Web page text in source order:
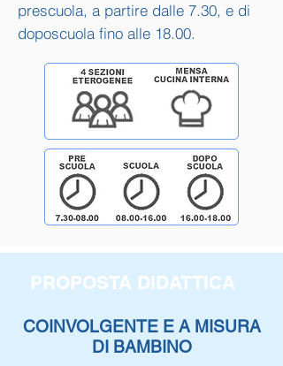
prescuola, a partire dalle 7.30, e di
doposcuola fino alle 18.00.
PROPOSTA DIDATTICA
COINVOLGENTE E A MISURA
DI BAMBINO